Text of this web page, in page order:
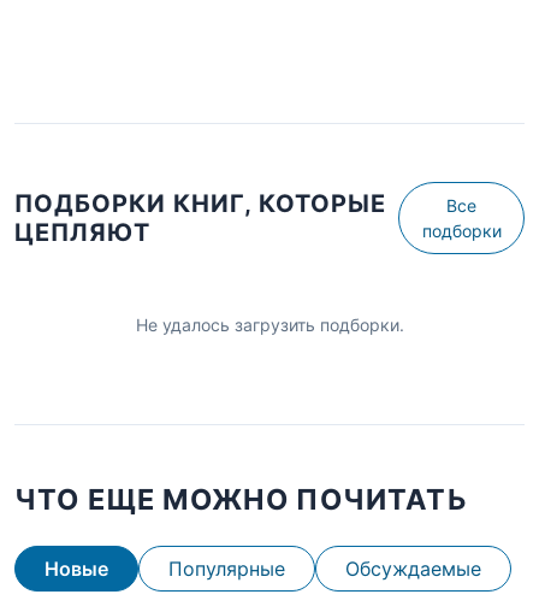
ПОДБОРКИ КНИГ, КОТОРЫЕ
ЦЕПЛЯЮТ
Все
подборки
Не удалось загрузить подборки.
ЧТО ЕЩЕ МОЖНО ПОЧИТАТЬ
Новые Популярные Обсуждаемые